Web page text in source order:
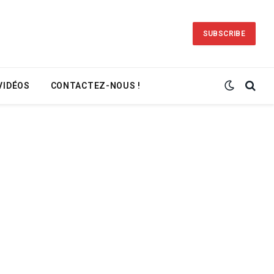
SUBSCRIBE
CONTACTEZ-NOUS !